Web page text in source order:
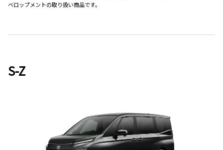
ベロップメントの取り扱い商品です。
S-Z